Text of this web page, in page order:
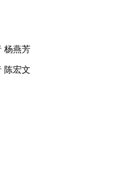
杨燕芳
陈宏文